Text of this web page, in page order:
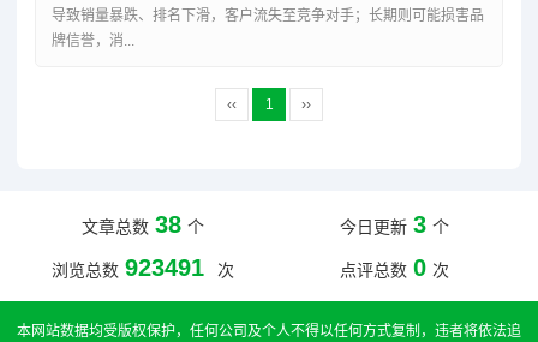
导致销量暴跌、排名下滑，客户流失至竞争对手；长期则可能损害品
牌信誉，消...
‹‹ 1 ››
文章总数 38 个 今日更新 3 个
浏览总数 923491 次 点评总数 0 次
本网站数据均受版权保护，任何公司及个人不得以任何方式复制，违者将依法追